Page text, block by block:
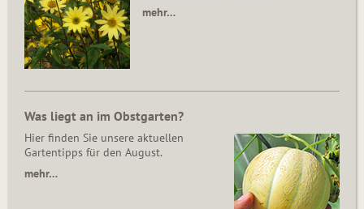
mehr…
Was liegt an im Obstgarten?
Hier finden Sie unsere aktuellen
Gartentipps für den August.
mehr…